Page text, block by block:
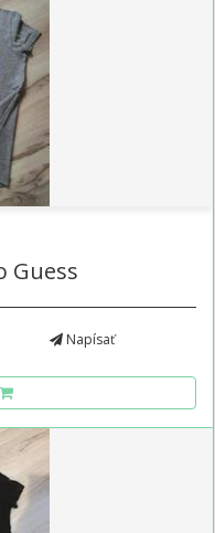
Guess
Napísať